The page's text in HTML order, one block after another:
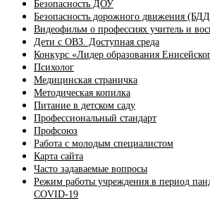
Безопасность ДОУ
Безопасность дорожного движения
Видеофильм о профессиях учитель и
Дети с ОВЗ. Доступная среда
Конкурс «Лидер образования
Психолог
Медицинская страничка
Методическая копилка
Питание в детском саду
Профессиональный стандарт
Профсоюз
Работа с молодым специалистом
Карта сайта
Часто задаваемые вопросы
Режим работы учреждения в период
COVID-19